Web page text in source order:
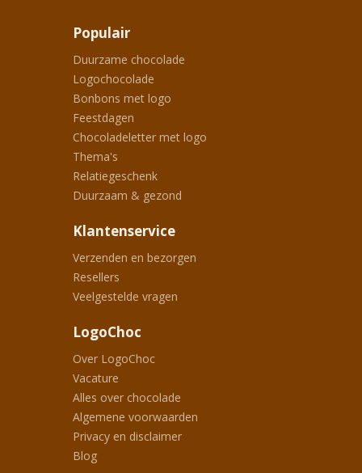
Populair
Duurzame chocolade
Logochocolade
Bonbons met logo
Feestdagen
Chocoladeletter met logo
Thema's
Relatiegeschenk
Duurzaam & gezond
Klantenservice
Verzenden en bezorgen
Resellers
Veelgestelde vragen
LogoChoc
Over LogoChoc
Vacature
Alles over chocolade
Algemene voorwaarden
Privacy en disclaimer
Blog